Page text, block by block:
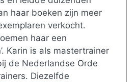
haar boeken zijn meer
verkocht.
haar een
Karin is als mastertrainer
de Nederlandse Orde
Diezelfde